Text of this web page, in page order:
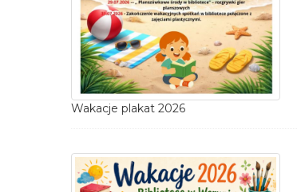
Wakacje plakat 2026